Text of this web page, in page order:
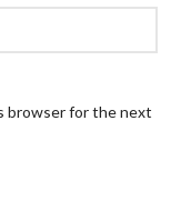
browser for the next